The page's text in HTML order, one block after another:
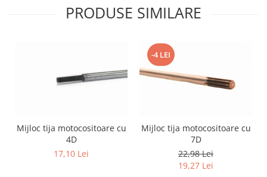
Roabe & accesorii
Teascuri
Zdrobitoare electrice
Zdrobitoare electrice & manuale
PRODUSE SIMILARE
Mijloc tija motocositoare cu
4D
17,10 Lei
-4 LEI
Mijloc tija motocositoare cu
7D
22,98 Lei
19,27 Lei